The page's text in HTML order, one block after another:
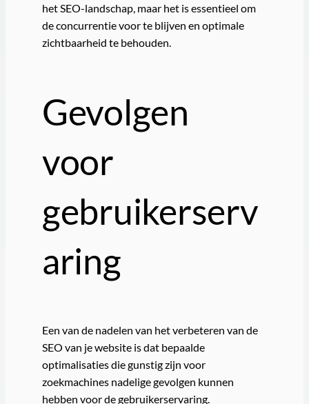
het SEO-landschap, maar het is essentieel om
de concurrentie voor te blijven en optimale
zichtbaarheid te behouden.
Gevolgen
voor
gebruikerserv
aring
Een van de nadelen van het verbeteren van de
SEO van je website is dat bepaalde
optimalisaties die gunstig zijn voor
zoekmachines nadelige gevolgen kunnen
hebben voor de gebruikerservaring.